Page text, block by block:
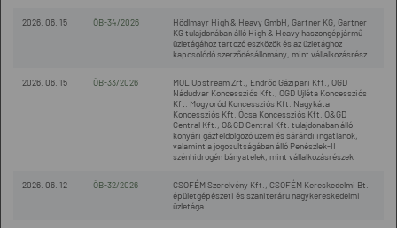
2026. 06. 15 ÖB-34/2026
Hödlmayr High & Heavy GmbH, Gartner KG, Gartner
KG tulajdonában álló High & Heavy haszongépjármű
üzletágához tartozó eszközök és az üzletághoz
kapcsolódó szerződésállomány, mint vállalkozásrész
2026. 06. 15 ÖB-33/2026
MOL Upstream Zrt., Endrőd Gázipari Kft., OGD
Nádudvar Koncessziós Kft., OGD Újléta Koncessziós
Kft. Mogyoród Koncessziós Kft. Nagykáta
Koncessziós Kft. Ócsa Koncessziós Kft. O&GD
Central Kft., O&GD Central Kft. tulajdonában álló
konyári gázfeldolgozó üzem és sárándi ingatlanok,
valamint a jogosultságában álló Penészlek-II
szénhidrogén bányatelek, mint vállalkozásrészek
2026. 06. 12 ÖB-32/2026
CSOFÉM Szerelvény Kft., CSOFÉM Kereskedelmi Bt.
épületgépészeti és szaniteráru nagykereskedelmi
üzletága